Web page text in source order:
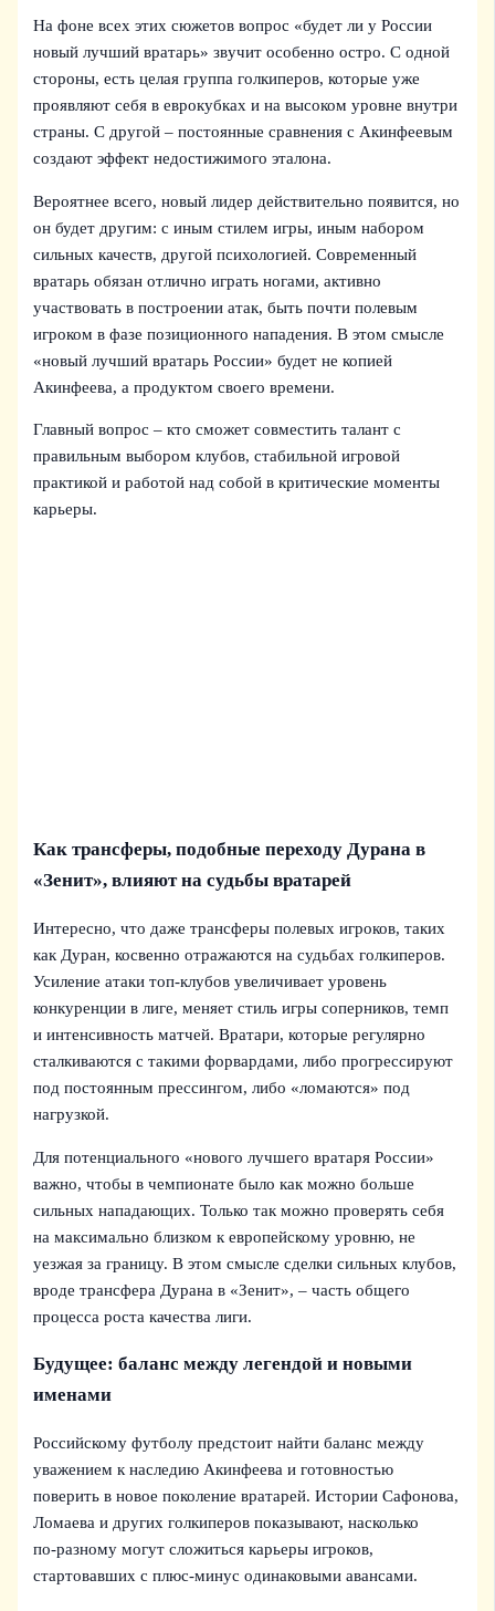
На фоне всех этих сюжетов вопрос «будет ли у России
новый лучший вратарь» звучит особенно остро. С одной
стороны, есть целая группа голкиперов, которые уже
проявляют себя в еврокубках и на высоком уровне внутри
страны. С другой – постоянные сравнения с Акинфеевым
создают эффект недостижимого эталона.
Вероятнее всего, новый лидер действительно появится, но
он будет другим: с иным стилем игры, иным набором
сильных качеств, другой психологией. Современный
вратарь обязан отлично играть ногами, активно
участвовать в построении атак, быть почти полевым
игроком в фазе позиционного нападения. В этом смысле
«новый лучший вратарь России» будет не копией
Акинфеева, а продуктом своего времени.
Главный вопрос – кто сможет совместить талант с
правильным выбором клубов, стабильной игровой
практикой и работой над собой в критические моменты
карьеры.
Как трансферы, подобные переходу Дуранa в
«Зенит», влияют на судьбы вратарей
Интересно, что даже трансферы полевых игроков, таких
как Дуран, косвенно отражаются на судьбах голкиперов.
Усиление атаки топ‑клубов увеличивает уровень
конкуренции в лиге, меняет стиль игры соперников, темп
и интенсивность матчей. Вратари, которые регулярно
сталкиваются с такими форвардами, либо прогрессируют
под постоянным прессингом, либо «ломаются» под
нагрузкой.
Для потенциального «нового лучшего вратаря России»
важно, чтобы в чемпионате было как можно больше
сильных нападающих. Только так можно проверять себя
на максимально близком к европейскому уровню, не
уезжая за границу. В этом смысле сделки сильных клубов,
вроде трансфера Дуранa в «Зенит», – часть общего
процесса роста качества лиги.
Будущее: баланс между легендой и новыми
именами
Российскому футболу предстоит найти баланс между
уважением к наследию Акинфеева и готовностью
поверить в новое поколение вратарей. Истории Сафонова,
Ломаева и других голкиперов показывают, насколько
по‑разному могут сложиться карьеры игроков,
стартовавших с плюс‑минус одинаковыми авансами.